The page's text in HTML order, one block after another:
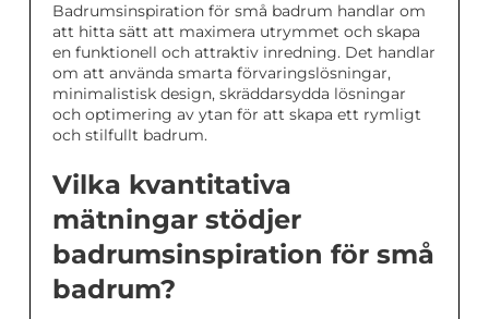
Badrumsinspiration för små badrum handlar om
att hitta sätt att maximera utrymmet och skapa
en funktionell och attraktiv inredning. Det handlar
om att använda smarta förvaringslösningar,
minimalistisk design, skräddarsydda lösningar
och optimering av ytan för att skapa ett rymligt
och stilfullt badrum.
Vilka kvantitativa
mätningar stödjer
badrumsinspiration för små
badrum?